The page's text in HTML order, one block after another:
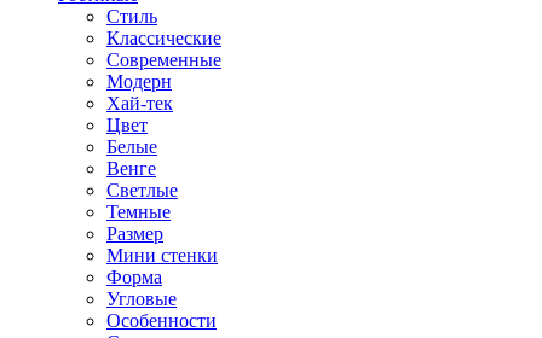
Стиль
Классические
Современные
Модерн
Хай-тек
Цвет
Белые
Венге
Светлые
Темные
Размер
Мини стенки
Форма
Угловые
Особенности